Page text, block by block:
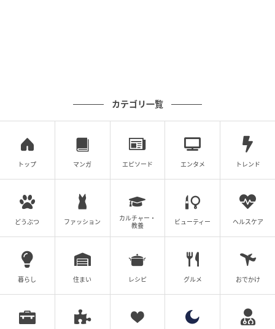
カテゴリ一覧
トップ マンガ エピソード エンタメ トレンド
どうぶつ ファッション
カルチャー・
教養
ビューティー ヘルスケア
暮らし 住まい レシピ グルメ おでかけ